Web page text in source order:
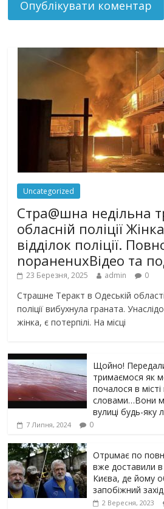
Uncategorized
Стра@шна недільна
обласній поліції
відділок поліції.
nораненuхВідео та
23 Березня, 2025 admin 0
Страшне Теракт в Одеській області!
поліції вибухнула граната.
жінка, є потерпілі. На місці
Щойно!
тримаємося як
почалося в
словами…Вони
вулиці будь-яку
7 Липня, 2024 0
Отрuмає по
вже доставили в
Києва, де йому
запобіжний захід
2 Вересня, 2023